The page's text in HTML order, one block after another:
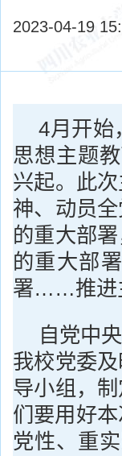
2023-04-19
4月开始
思想主题
兴起。此
神、动员
的重大部
的重大部
署……推进
自党中
我校党委
导小组，
们要用好
党性、重